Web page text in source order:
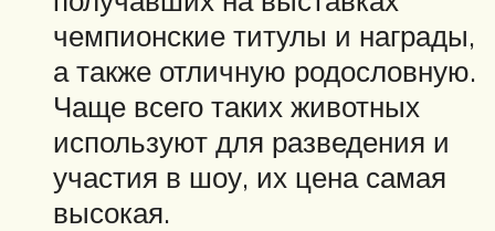
чемпионские титулы и награды,
а также отличную родословную.
Чаще всего таких животных
используют для разведения и
участия в шоу, их цена самая
высокая.